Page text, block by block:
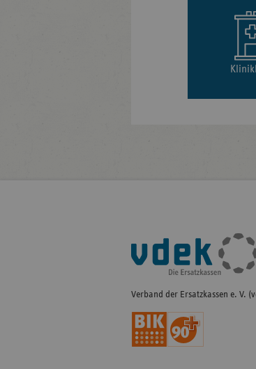
Fußleisten-
Navigation
Verband der Ersatzkassen e. V.